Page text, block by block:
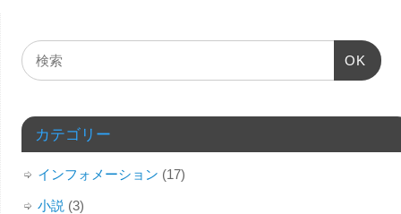
OK
カテゴリー
インフォメーション (17)
小説 (3)